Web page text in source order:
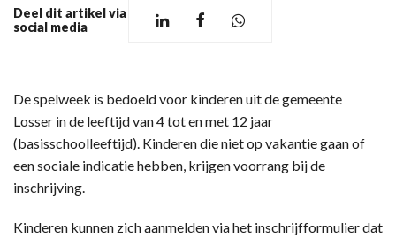
Deel dit artikel via
social media
De spelweek is bedoeld voor kinderen uit de gemeente
Losser in de leeftijd van 4 tot en met 12 jaar
(basisschoolleeftijd). Kinderen die niet op vakantie gaan of
een sociale indicatie hebben, krijgen voorrang bij de
inschrijving.
Kinderen kunnen zich aanmelden via het inschrijfformulier dat